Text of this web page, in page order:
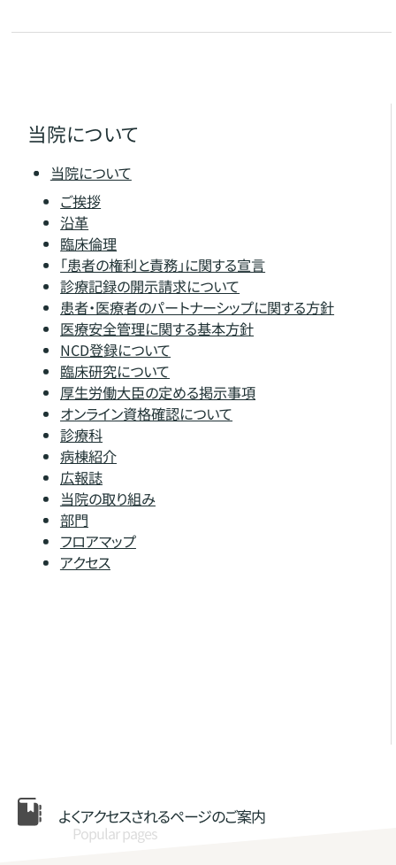
当院について
当院について
ご挨拶
沿革
臨床倫理
「患者の権利と責務」に関する宣言
診療記録の開示請求について
患者・医療者のパートナーシップに関する方針
医療安全管理に関する基本方針
NCD登録について
臨床研究について
厚生労働大臣の定める掲示事項
オンライン資格確認について
診療科
病棟紹介
広報誌
当院の取り組み
部門
フロアマップ
アクセス
よくアクセスされるページのご案内
Popular pages